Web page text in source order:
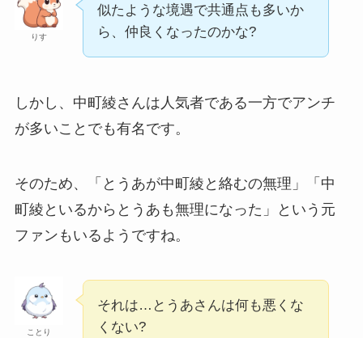
りす
似たような境遇で共通点も多いか
ら、仲良くなったのかな?
しかし、中町綾さんは人気者である一方でアンチ
が多いことでも有名です。
そのため、「とうあが中町綾と絡むの無理」「中
町綾といるからとうあも無理になった」という元
ファンもいるようですね。
ことり
それは…とうあさんは何も悪くな
くない?